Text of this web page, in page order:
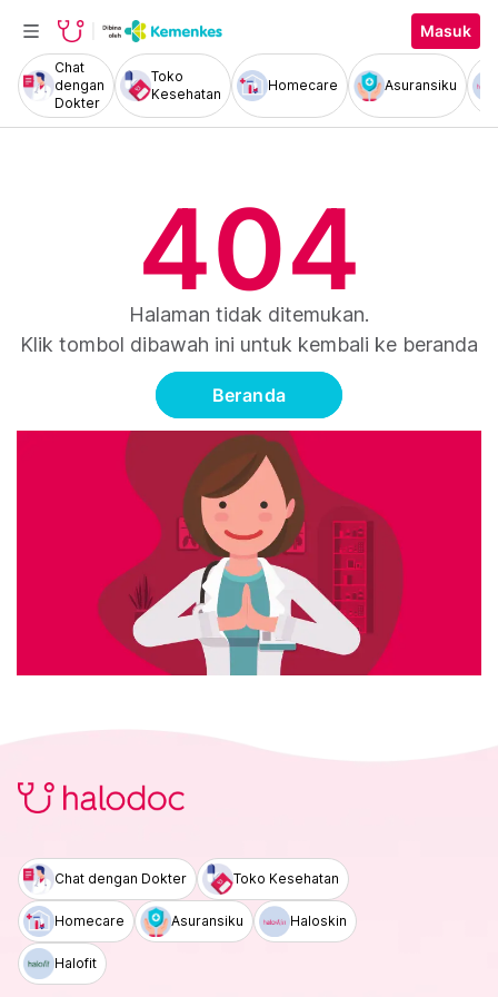
Masuk
Chat
dengan
Dokter
Toko
Kesehatan
Homecare Asuransiku
404
Halaman tidak ditemukan.
Klik tombol dibawah ini untuk kembali ke beranda
Beranda
Chat dengan Dokter Toko Kesehatan
Homecare Asuransiku Haloskin
Halofit